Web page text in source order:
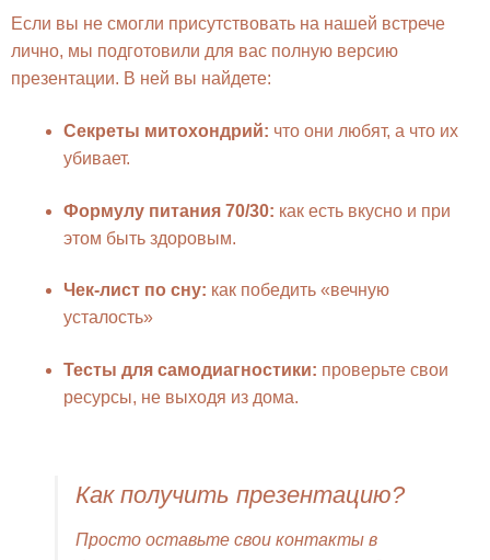
Если вы не смогли присутствовать на нашей встрече
лично, мы подготовили для вас полную версию
презентации. В ней вы найдете:
Секреты митохондрий: что они любят, а что их
убивает.
Формулу питания 70/30: как есть вкусно и при
этом быть здоровым.
Чек-лист по сну: как победить «вечную
усталость»
Тесты для самодиагностики: проверьте свои
ресурсы, не выходя из дома.
Как получить презентацию?
Просто оставьте свои контакты в